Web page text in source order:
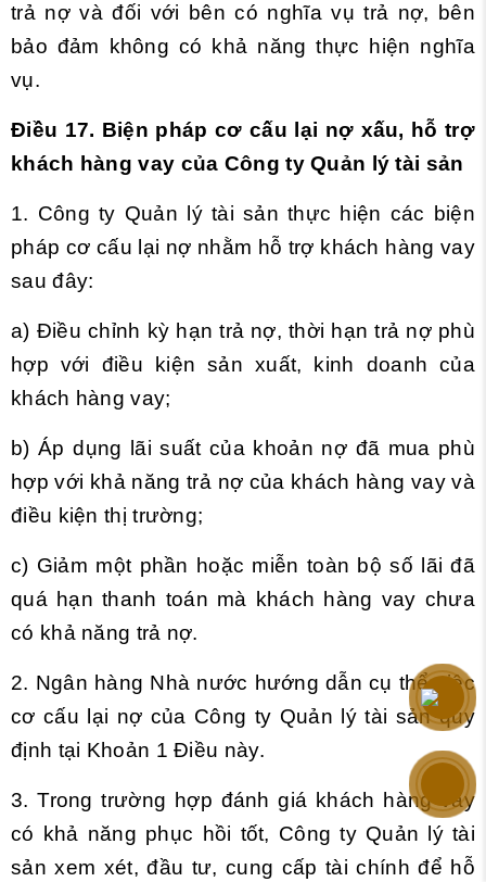
trả nợ và đối với bên có nghĩa vụ trả nợ, bên
bảo đảm không có khả năng thực hiện nghĩa
vụ.
Điều 17. Biện pháp cơ cấu lại nợ xấu, hỗ trợ
khách hàng vay của Công ty Quản lý tài sản
1. Công ty Quản lý tài sản thực hiện các biện
pháp cơ cấu lại nợ nhằm hỗ trợ khách hàng vay
sau đây:
a) Điều chỉnh kỳ hạn trả nợ, thời hạn trả nợ phù
hợp với điều kiện sản xuất, kinh doanh của
khách hàng vay;
b) Áp dụng lãi suất của khoản nợ đã mua phù
hợp với khả năng trả nợ của khách hàng vay và
điều kiện thị trường;
c) Giảm một phần hoặc miễn toàn bộ số lãi đã
quá hạn thanh toán mà khách hàng vay chưa
có khả năng trả nợ.
2. Ngân hàng Nhà nước hướng dẫn cụ thể việc
cơ cấu lại nợ của Công ty Quản lý tài sản quy
định tại Khoản 1 Điều này.
3. Trong trường hợp đánh giá khách hàng vay
có khả năng phục hồi tốt, Công ty Quản lý tài
sản xem xét, đầu tư, cung cấp tài chính để hỗ